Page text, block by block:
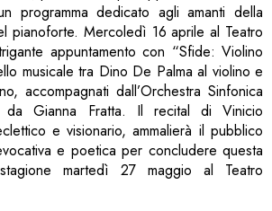
programma dedicato agli amanti della
pianoforte. Mercoledì 16 aprile al Teatro
appuntamento con “Sfide: Violino
musicale tra Dino De Palma al violino e
accompagnati dall’Orchestra Sinfonica
da Gianna Fratta. Il recital di Vinicio
e visionario, ammalierà il pubblico
e poetica per concludere questa
martedì 27 maggio al Teatro